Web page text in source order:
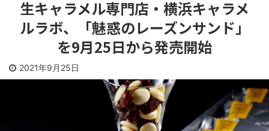
生キャラメル専門店・横浜キャラメ
ルラボ、「魅惑のレーズンサンド」
を9月25日から発売開始
2021年9月25日